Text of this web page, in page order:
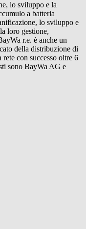
lo sviluppo e la
a batteria
lo sviluppo e
loro gestione,
r.e. è anche un
della distribuzione di
con successo oltre 6
sono BayWa AG e